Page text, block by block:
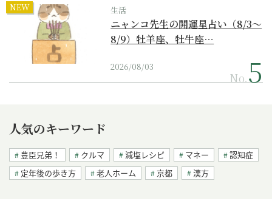
NEW 生活
ニャンコ先生の開運星占い（8/3～
8/9）牡羊座、牡牛座…
2026/08/03
No.
人気のキーワード
豊臣兄弟！ クルマ 減塩レシピ マネー
認知症
定年後の歩き方
老人ホーム 京都 漢方